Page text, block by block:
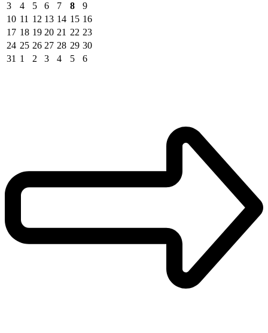
3
4 5 6 7 8
9
10 11 12 13 14 15 16
17 18 19 20 21 22 23
24 25 26 27 28 29 30
31 1 2 3 4 5 6